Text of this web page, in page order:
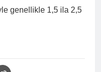
genellikle 1,5 ila 2,5